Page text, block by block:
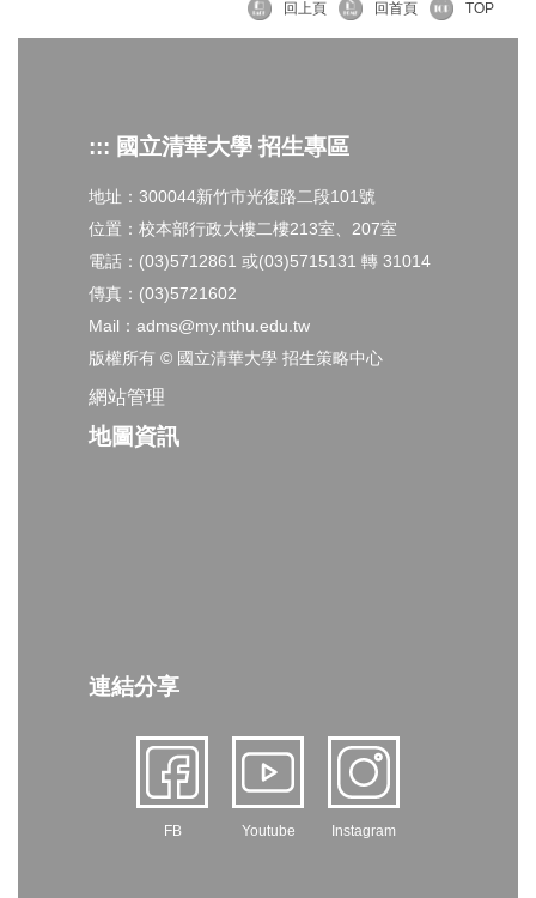
回上頁 回首頁 TOP
::: 國立清華大學 招生專區
地址：300044新竹市光復路二段101號
位置：校本部行政大樓二樓213室、207室
電話：(03)5712861 或(03)5715131 轉 31014
傳真：(03)5721602
Mail：adms@my.nthu.edu.tw
版權所有 © 國立清華大學 招生策略中心
網站管理
地圖資訊
連結分享
FB Youtube Instagram